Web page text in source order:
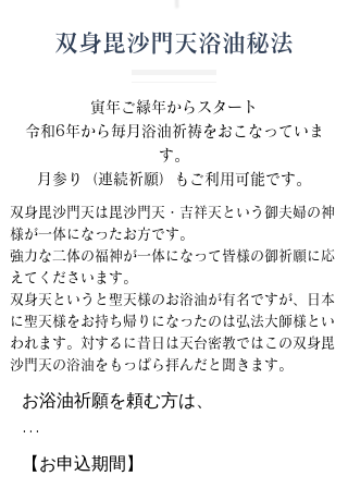
双身​毘沙門天浴油秘法
寅年ご縁年からスタート
令和6年から毎月浴油祈祷をおこなっていま
す。
月参り（連続祈願）もご利用可能です。
双身毘沙門天は毘沙門天・吉祥天という御夫婦の神
様が一体になったお方です。
強力な二体の福神が一体になって皆様の御祈願に応
えてくださいます。
双身天というと聖天様のお浴油が有名ですが、日本
に聖天様をお持ち帰りになったのは弘法大師様とい
われます。対するに昔日は天台密教ではこの双身毘
沙門天の浴油をもっぱら拝んだと聞きます。
​お浴油祈願を頼む方は、
１．お浴油期間は自分の心の垢を落と
すと思って貪り・瞋り・愚痴を言うこ
【お申込期間】